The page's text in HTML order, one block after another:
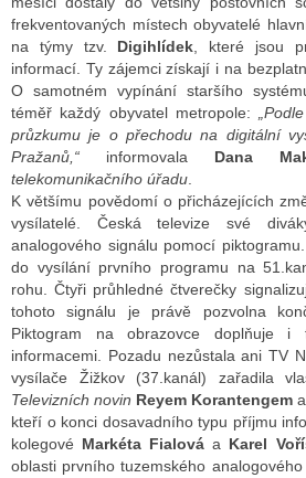
frekventovaných místech obyvatelé
na týmy tzv. Digihlídek , které jsou
informací. Ty zájemci získají i na
O samotném vypínání staršího
téměř každý obyvatel metropole:
průzkumu je o přechodu na digitální
Pražanů,“ informovala Dana
telekomunikačního úřadu
K většímu povědomí o přicházejících
vysílatelé. Česká televize své
analogového signálu pomocí
do vysílání prvního programu na
rohu. Čtyři průhledné čtverečky
tohoto signálu je právě pozvolna
Piktogram na obrazovce doplňuje i
informacemi. Pozadu nezůstala ani TV
vysílače Žižkov (37.kanál) zařadila
Televizních novin Reyem Korantengem a
kteří o konci dosavadního typu příjmu
kolegové Markéta Fialováa Karel
oblasti prvního tuzemského